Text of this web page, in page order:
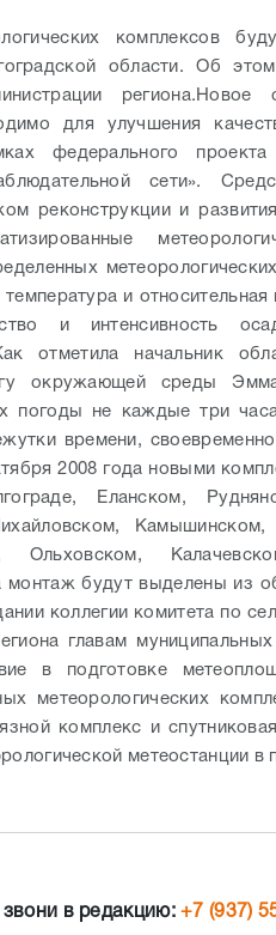
комплексов
области. Об
региона. Новое
для улучшения
федерального
сети».
реконструкции и
и
и интенсивность
отметила начальник
окружающей среды
погоды не каждые три
времени,
2008 года новыми
Еланском,
Камышинском,
Ольховском,
будут выделены из
коллегии комитета по
главам
в подготовке
метеорологических
комплекс и
метеостанции в
звони в редакцию:+7 (937)